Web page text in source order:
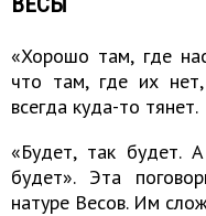
«Хорошо там, где
что там, где их
всегда куда-то тянет.
«Будет, так будет.
будет». Эта
натуре Весов. Им